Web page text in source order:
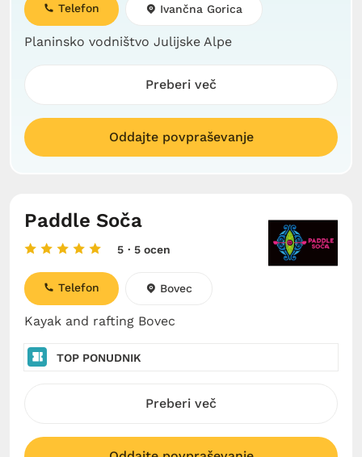
Planinsko vodništvo Julijske Alpe
Telefon Ivančna Gorica
Preberi več
Oddajte povpraševanje
Paddle Soča
5 · 5 ocen
Kayak and rafting Bovec
Telefon Bovec
TOP PONUDNIK
Preberi več